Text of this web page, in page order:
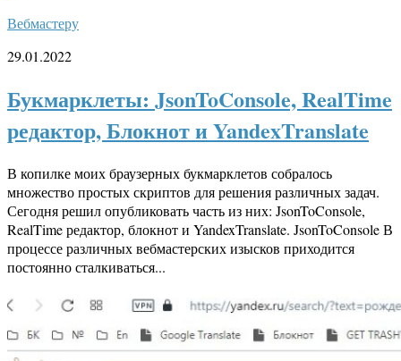
Вебмастеру
29.01.2022
Букмарклеты: JsonToConsole, RealTime
редактор, Блокнот и YandexTranslate
В копилке моих браузерных букмарклетов собралось
множество простых скриптов для решения различных задач.
Сегодня решил опубликовать часть из них: JsonToConsole,
RealTime редактор, блокнот и YandexTranslate. JsonToConsole В
процессе различных вебмастерских изысков приходится
постоянно сталкиваться...